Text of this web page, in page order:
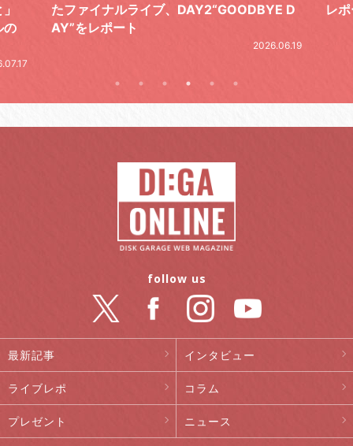
D
レポート
最新記事 インタビュー
ライブレポ コラム
プレゼント ニュース
follow us